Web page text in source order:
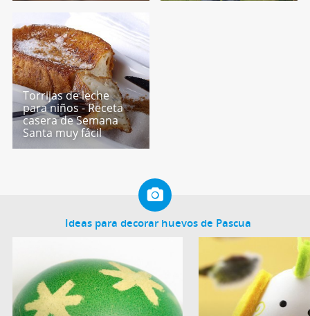
Torrijas de leche
para niños - Receta
casera de Semana
Santa muy fácil
Ideas para decorar huevos de Pascua